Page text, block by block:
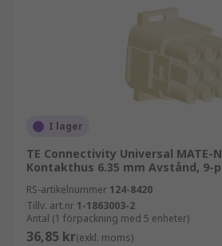
I lager
TE Connectivity Universal MATE-
Kontakthus 6.35 mm Avstånd, 9-
RS-artikelnummer 124-8420
Tillv. art.nr 1-1863003-2
Antal (1 förpackning med 5 enheter)
36,85 kr(exkl. moms)